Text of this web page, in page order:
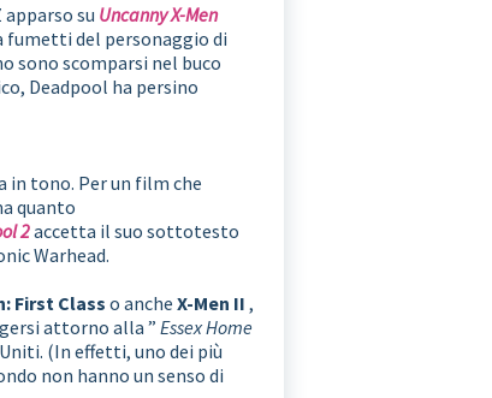
su Uncanny X-Men
del personaggio di
sono scomparsi nel buco
Deadpool ha persino
in tono. Per un film che
quanto
2accetta il suo sottotesto
Warhead.
First Class o ancheX-Men II ,
attorno alla ”Essex Home
(In effetti, uno dei più
non hanno un senso di